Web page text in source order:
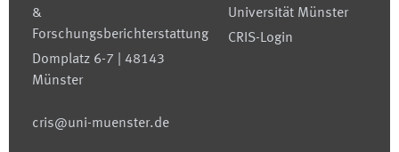
&
Forschungsberichterstattung
Domplatz 6-7 | 48143
Münster
cris@uni-muenster.de
Universität Münster
CRIS-Login